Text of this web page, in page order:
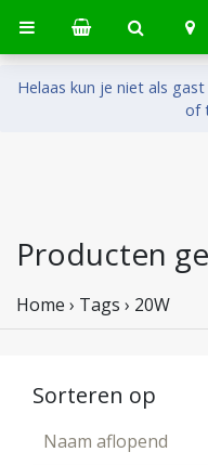
Helaas kun je niet als
of
Producten
Home › Tags › 20W
Sorteren op
Naam aflopend